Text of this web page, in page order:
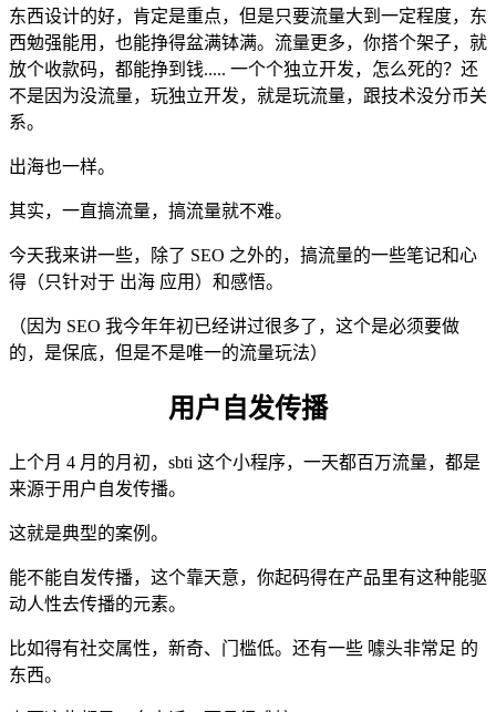
东西设计的好，肯定是重点，但是只要流量大到一定程度，东
西勉强能用，也能挣得盆满钵满。流量更多，你搭个架子，就
放个收款码，都能挣到钱..... 一个个独立开发，怎么死的？还
不是因为没流量，玩独立开发，就是玩流量，跟技术没分币关
系。
出海也一样。
其实，一直搞流量，搞流量就不难。
今天我来讲一些，除了 SEO 之外的，搞流量的一些笔记和心
得（只针对于 出海 应用）和感悟。
（因为 SEO 我今年年初已经讲过很多了，这个是必须要做
的，是保底，但是不是唯一的流量玩法）
用户自发传播
上个月 4 月的月初，sbti 这个小程序，一天都百万流量，都是
来源于用户自发传播。
这就是典型的案例。
能不能自发传播，这个靠天意，你起码得在产品里有这种能驱
动人性去传播的元素。
比如得有社交属性，新奇、门槛低。还有一些 噱头非常足 的
东西。